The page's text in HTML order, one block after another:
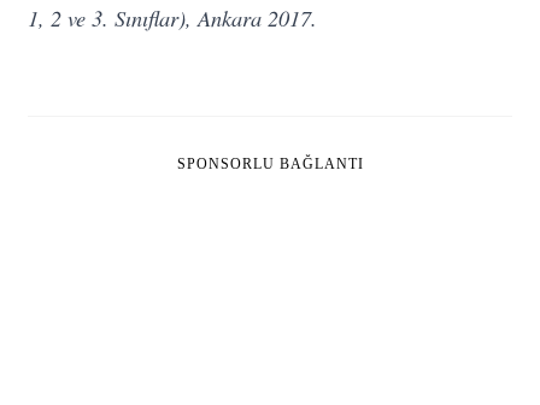
1, 2 ve 3. Sınıflar), Ankara 2017.
SPONSORLU BAĞLANTI